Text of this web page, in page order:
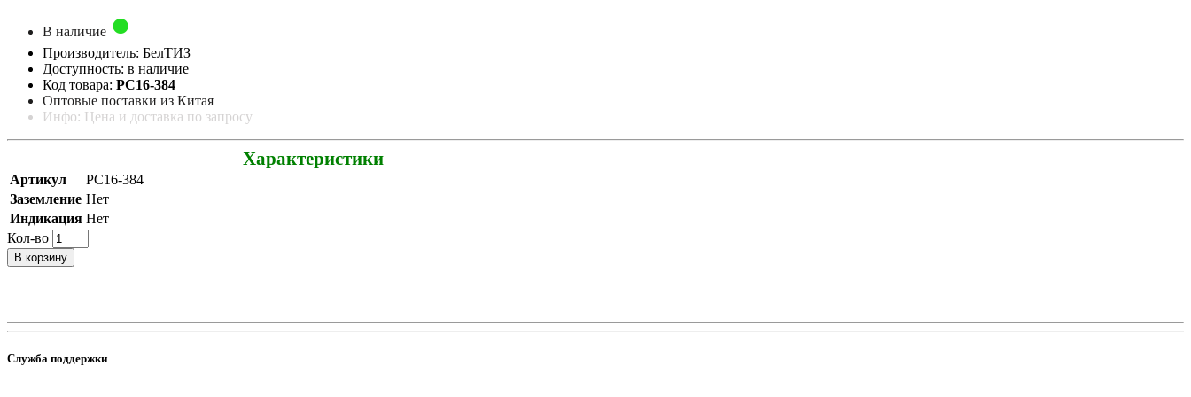
В наличие
Производитель: БелТИЗ
Доступность: в наличие
Код товара: РС16-384
Оптовые поставки из Китая
Инфо: Цена и доставка по запросу
Характеристики
Артикул
РС16-384
Заземление Нет
Индикация Нет
Кол-во
В корзину
Служба поддержки